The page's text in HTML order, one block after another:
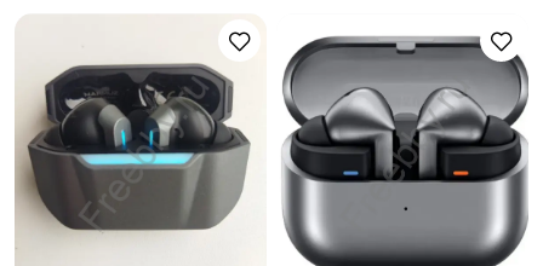
Микрофоны
Аксессуары